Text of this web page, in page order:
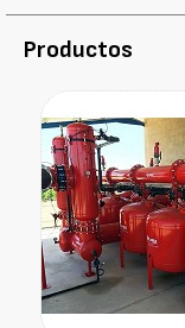
Productos